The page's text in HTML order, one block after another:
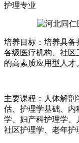
护理专业
培养目标：培养具备
各级医疗机构、社区
的高素质应用型人才
主要课程：人体解
估、护理学基础、内
学、妇产科护理学、
社区护理学、老年护